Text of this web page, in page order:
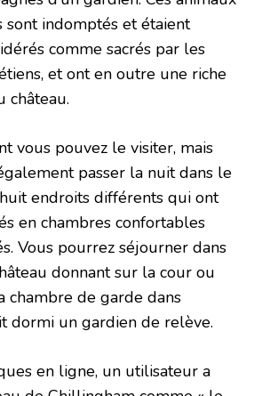
sont indomptés et étaient
comme sacrés par les
et ont en outre une riche
château.
vous pouvez le visiter, mais
passer la nuit dans le
endroits différents qui ont
en chambres confortables
Vous pourrez séjourner dans
donnant sur la cour ou
chambre de garde dans
dormi un gardien de relève.
en ligne, un utilisateur a